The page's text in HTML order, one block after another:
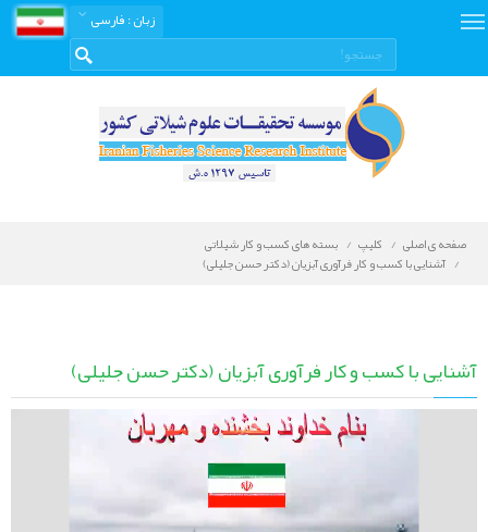
زبان: فارسی
صفحه ی اصلی کلیپ
بسته های کسب و کار شیلاتی
آشنایی با کسب و کار فرآوری آبزیان (دکتر حسن جلیلی)
آشنایی با کسب و کار فرآوری آبزیان (دکتر حسن جلیلی)